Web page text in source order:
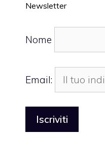
Newsletter
Nome
Email: